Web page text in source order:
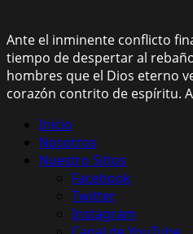
Ante el inminente conflicto
tiempo de despertar al
hombres que el Dios eterno
corazón contrito de espíritu.
Menú
principal
Inicio
Nosotros
Nuestro Sitios
Facebook
Twitter
Instagram